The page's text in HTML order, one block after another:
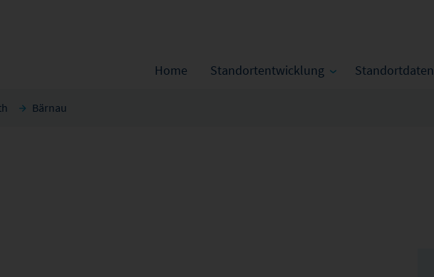
Home Standortentwicklung Standortdaten
Bärnau